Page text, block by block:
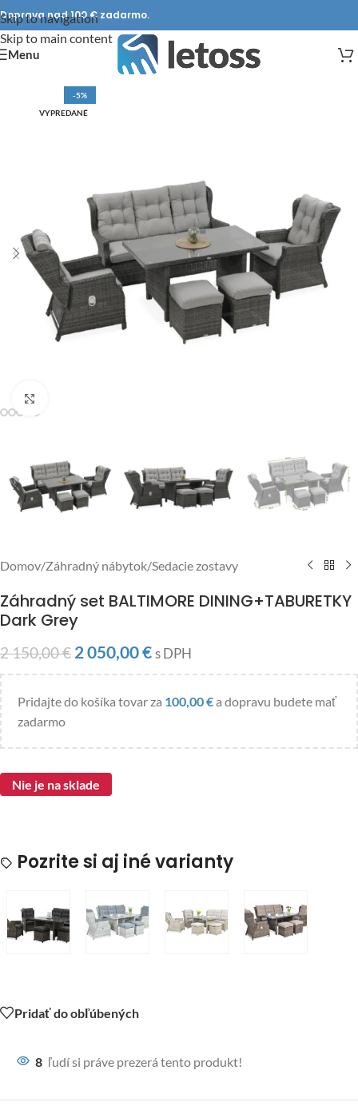
Skip to navigation
Skip to main content
Doprava nad 100 € zadarmo.
Menu
-5%
VYPREDANÉ
Domov/Záhradný nábytok/Sedacie zostavy
Záhradný set BALTIMORE DINING+TABURETKY
Dark Grey
2 150,00€ 2 050,00€ s DPH
Pridajte do košíka tovar za 100,00€a dopravu budete mať
zadarmo
Nie je na sklade
Pozrite si aj iné varianty
Pridať do obľúbených
8 ľudí si práve prezerá tento produkt!